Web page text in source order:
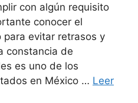
con algún requisito
conocer el
evitar retrasos y
constancia de
es uno de los
en México … Leer